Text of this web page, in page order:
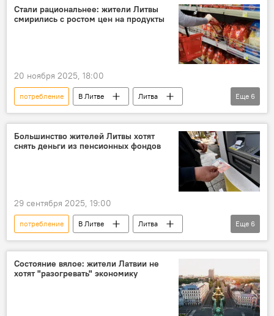
Балтия
Литва
Стали рациональнее: жители Литвы
смирились с ростом цен на продукты
20 ноября 2025, 18:00
потребление В Литве
Литва
Общество
Экономика
продукты питания
финансы
экономия
цены
Еще 6
Большинство жителей Литвы хотят
снять деньги из пенсионных фондов
29 сентября 2025, 19:00
потребление В Литве
Литва
Общество
Экономика
финансы
пенсии
пенсионная система
пенсионный фонд
Еще 6
Состояние вялое: жители Латвии не
хотят "разогревать" экономику